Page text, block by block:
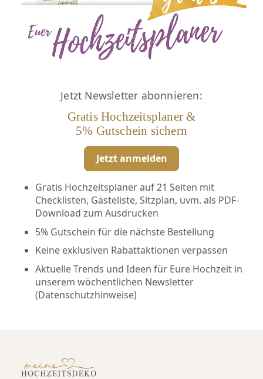
Jetzt Newsletter abonnieren:
Gratis Hochzeitsplaner &
5% Gutschein sichern
Jetzt anmelden
Gratis Hochzeitsplaner auf 21 Seiten mit
Checklisten, Gästeliste, Sitzplan, uvm. als PDF-
Download zum Ausdrucken
5% Gutschein für die nächste Bestellung
Keine exklusiven Rabattaktionen verpassen
Aktuelle Trends und Ideen für Eure Hochzeit in
unserem wöchentlichen Newsletter
(Datenschutzhinweise)